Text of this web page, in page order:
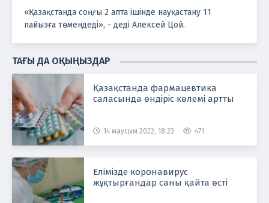
«Қазақстанда соңғы 2 апта ішінде науқастану 11
пайызға төмендеді», - деді Алексей Цой.
ТАҒЫ ДА ОҚЫҢЫЗДАР
Қазақстанда фармацевтика
саласында өндіріс көлемі артты
14 маусым 2022, 18:23 471
Елімізде коронавирус
жұқтырғандар саны қайта өсті